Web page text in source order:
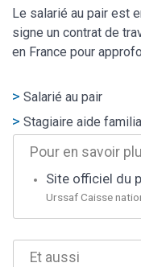
Le salarié au pair est
signe un contrat de
en France pour
Salarié au pair
Stagiaire aide
Pour en savoir
Site officiel du
Urssaf Caisse
Et aussi